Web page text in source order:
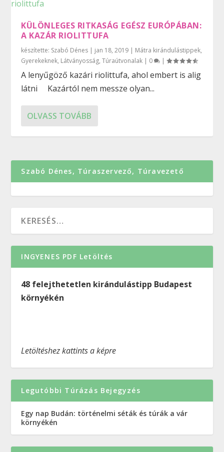
KÜLÖNLEGES RITKASÁG EGÉSZ EURÓPÁBAN:
A KAZÁR RIOLITTUFA
készítette: Szabó Dénes | jan 18, 2019 | Mátra kirándulástippek,
Gyerekeknek, Látványosság,Túraútvonalak | 0 |
A lenyűgöző kazári riolittufa, ahol embert is alig
látni Kazártól nem messze olyan...
OLVASS TOVÁBB
Szabó Dénes, Túraszervező, Túravezető
INGYENES PDF Letöltés
48 felejthetetlen kirándulástipp Budapest
környékén
Letöltéshez kattints a képre
Legutóbbi Túrázás Bejegyzés
Egy nap Budán: történelmi séták és túrák a vár
környékén